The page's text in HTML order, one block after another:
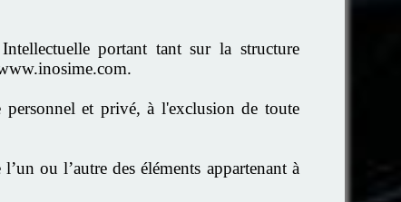
portant tant sur la structure
et privé, à l'exclusion de toute
ou l’autre des éléments appartenant à